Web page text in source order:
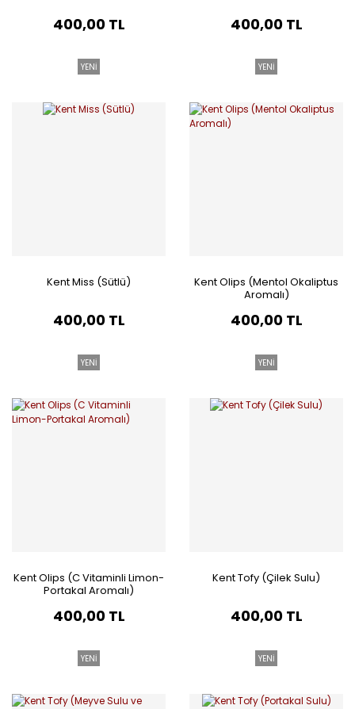
400,00 TL
YENİ
400,00 TL
YENİ
Kent Miss (Sütlü)
400,00 TL
YENİ
Kent Olips (Mentol Okaliptus
Aromalı)
400,00 TL
YENİ
Kent Olips (C Vitaminli Limon-
Portakal Aromalı)
400,00 TL
YENİ
Kent Tofy (Çilek Sulu)
400,00 TL
YENİ